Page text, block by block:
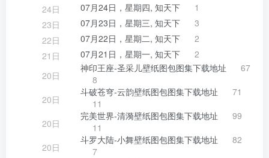
24日
07月24日，星期四, 知天下
1
23日
07月23日，星期三, 知天下
3
22日
07月22日，星期二, 知天下
2
21日
07月21日，星期一, 知天下
2
20日
神印王座-圣采儿壁纸图包图集下载地址
67
8
20日
斗破苍穹-云韵壁纸图包图集下载地址
71
11
20日
完美世界-清漪壁纸图包图集下载地址
99
11
20日
斗罗大陆-小舞壁纸图包图集下载地址
82
7